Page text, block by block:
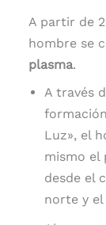
A partir de
hombre se
plasma.
A través
Luz», el
mismo el
desde el
norte y